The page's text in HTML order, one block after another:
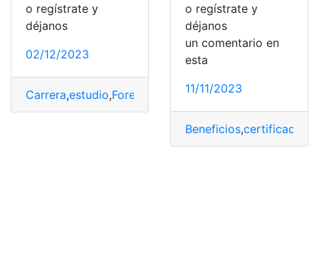
o regístrate y
déjanos
02/12/2023
Carrera,estudio,Forense Médicos, México
o regístrate y
déjanos
un comentario en
esta
11/11/2023
Beneficios,certificado